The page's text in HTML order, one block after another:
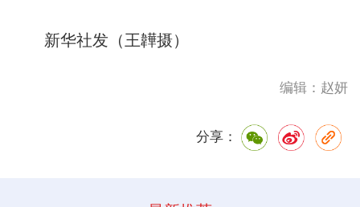
新华社发（王韡摄）
编辑：赵妍
分享：